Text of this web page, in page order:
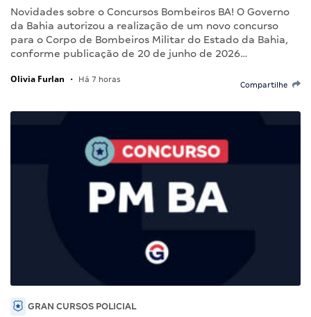
Novidades sobre o Concursos Bombeiros BA! O Governo
da Bahia autorizou a realização de um novo concurso
para o Corpo de Bombeiros Militar do Estado da Bahia,
conforme publicação de 20 de junho de 2026…
Olivia Furlan • Há 7 horas
Compartilhe
GRAN CURSOS POLICIAL